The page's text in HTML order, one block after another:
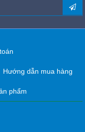
Hướng dẫn mua hàng
phẩm